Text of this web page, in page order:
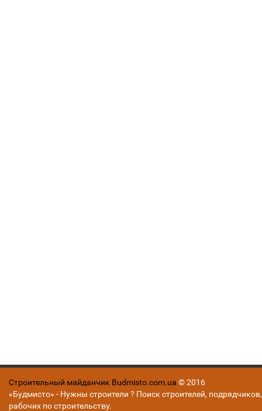
Строительный майданчик Budmisto.com.ua © 2016
«Будмисто» - Нужны строители ? Поиск строителей, подрядчиков,
рабочих по строительству.